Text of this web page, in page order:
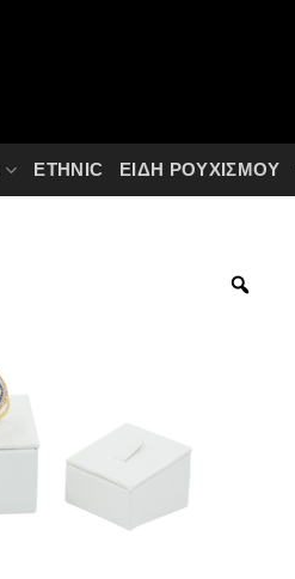
ETHNIC ΕΙΔΗ ΡΟΥΧΙΣΜΟΥ